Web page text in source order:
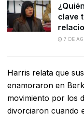
clave
7 DE
Harris relata que
enamoraron en
movimiento por los
divorciaron cuando